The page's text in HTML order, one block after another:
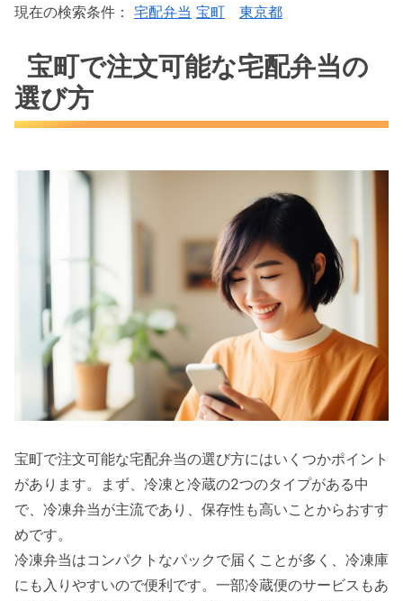
現在の検索条件： 宅配弁当 宝町 東京都
宝町で注文可能な宅配弁当の
選び方
宝町で注文可能な宅配弁当の選び方にはいくつかポイント
があります。まず、冷凍と冷蔵の2つのタイプがある中
で、冷凍弁当が主流であり、保存性も高いことからおすす
めです。
冷凍弁当はコンパクトなパックで届くことが多く、冷凍庫
にも入りやすいので便利です。一部冷蔵便のサービスもあ